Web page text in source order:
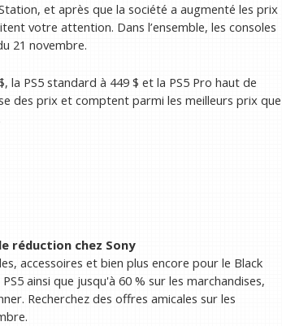
et après que la société a augmenté les prix
votre attention. Dans l’ensemble, les consoles
21 novembre.
PS5 standard à 449 $ et la PS5 Pro haut de
des prix et comptent parmi les meilleurs prix que
réduction chez Sony
accessoires et bien plus encore pour le Black
ainsi que jusqu'à 60 % sur les marchandises,
Recherchez des offres amicales sur les